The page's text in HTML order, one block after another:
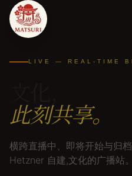
跳转到主要内容
LIVE — REAL-TIME
此刻共享。
横跨直播中、即将开始与归
Hetzner 自建,文化的广播站。